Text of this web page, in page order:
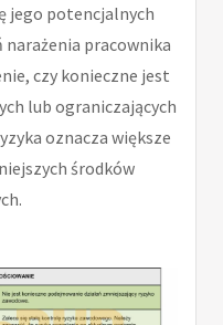
jego potencjalnych
pracownika
czy konieczne jest
lub ograniczających
oznacza większe
środków